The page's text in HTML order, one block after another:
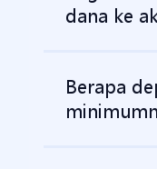
dana ke
Berapa